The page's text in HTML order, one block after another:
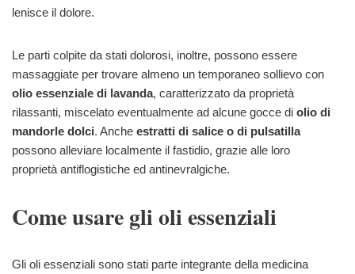
lenisce il dolore.
Le parti colpite da stati dolorosi, inoltre, possono essere
massaggiate per trovare almeno un temporaneo sollievo con
olio essenziale di lavanda, caratterizzato da proprietà
rilassanti, miscelato eventualmente ad alcune gocce di olio di
mandorle dolci. Anche estratti di salice o di pulsatilla
possono alleviare localmente il fastidio, grazie alle loro
proprietà antiflogistiche ed antinevralgiche.
Come usare gli oli essenziali
Gli oli essenziali sono stati parte integrante della medicina